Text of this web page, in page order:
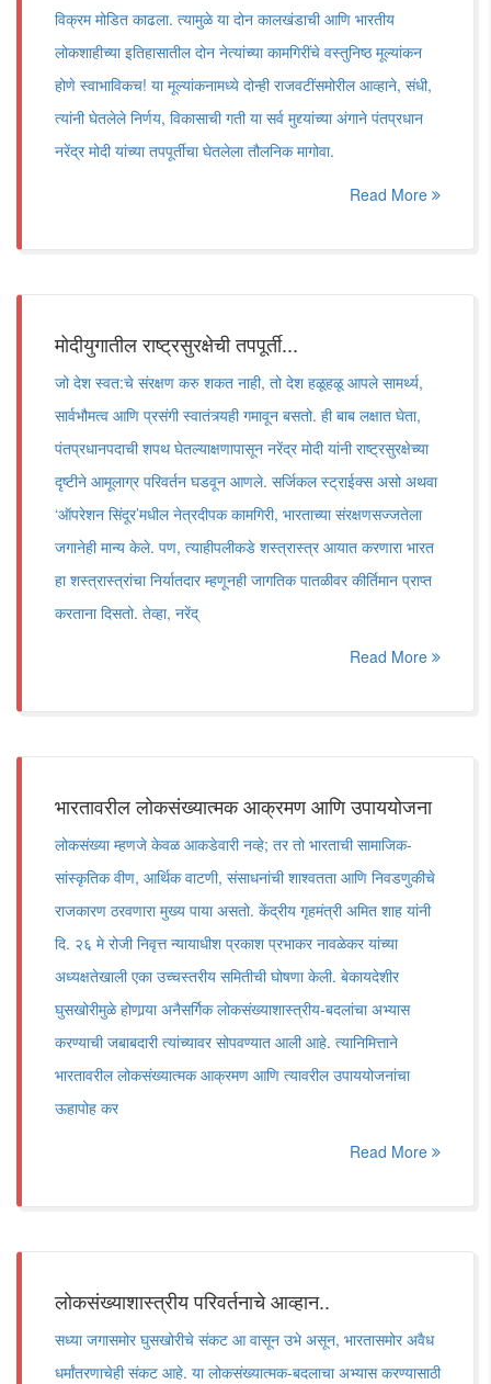
विक्रम मोडित काढला. त्यामुळे या दोन कालखंडाची आणि भारतीय
लोकशाहीच्या इतिहासातील दोन नेत्यांच्या कामगिरींचे वस्तुनिष्ठ मूल्यांकन
होणे स्वाभाविकच! या मूल्यांकनामध्ये दोन्ही राजवटींसमोरील आव्हाने, संधी,
त्यांनी घेतलेले निर्णय, विकासाची गती या सर्व मुद्द्यांच्या अंगाने पंतप्रधान
नरेंद्र मोदी यांच्या तपपूर्तीचा घेतलेला तौलनिक मागोवा.
Read More
मोदीयुगातील राष्ट्रसुरक्षेची तपपूर्ती...
जो देश स्वत:चे संरक्षण करु शकत नाही, तो देश हळूहळू आपले सामर्थ्य,
सार्वभौमत्व आणि प्रसंगी स्वातंत्र्यही गमावून बसतो. ही बाब लक्षात घेता,
पंतप्रधानपदाची शपथ घेतल्याक्षणापासून नरेंद्र मोदी यांनी राष्ट्रसुरक्षेच्या
दृष्टीने आमूलाग्र परिवर्तन घडवून आणले. सर्जिकल स्ट्राईक्स असो अथवा
‘ऑपरेशन सिंदूर’मधील नेत्रदीपक कामगिरी, भारताच्या संरक्षणसज्जतेला
जगानेही मान्य केले. पण, त्याहीपलीकडे शस्त्रास्त्र आयात करणारा भारत
हा शस्त्रास्त्रांचा निर्यातदार म्हणूनही जागतिक पातळीवर कीर्तिमान प्राप्त
करताना दिसतो. तेव्हा, नरेंद्
Read More
भारतावरील लोकसंख्यात्मक आक्रमण आणि उपाययोजना
लोकसंख्या म्हणजे केवळ आकडेवारी नव्हे; तर तो भारताची सामाजिक-
सांस्कृतिक वीण, आर्थिक वाटणी, संसाधनांची शाश्वतता आणि निवडणुकीचे
राजकारण ठरवणारा मुख्य पाया असतो. केंद्रीय गृहमंत्री अमित शाह यांनी
दि. २६ मे रोजी निवृत्त न्यायाधीश प्रकाश प्रभाकर नावळेकर यांच्या
अध्यक्षतेखाली एका उच्चस्तरीय समितीची घोषणा केली. बेकायदेशीर
घुसखोरीमुळे होणार्‍या अनैसर्गिक लोकसंख्याशास्त्रीय-बदलांचा अभ्यास
करण्याची जबाबदारी त्यांच्यावर सोपवण्यात आली आहे. त्यानिमित्ताने
भारतावरील लोकसंख्यात्मक आक्रमण आणि त्यावरील उपाययोजनांचा
ऊहापोह कर
Read More
लोकसंख्याशास्त्रीय परिवर्तनाचे आव्हान..
सध्या जगासमोर घुसखोरीचे संकट आ वासून उभे असून, भारतासमोर अवैध
धर्मांतरणाचेही संकट आहे. या लोकसंख्यात्मक-बदलाचा अभ्यास करण्यासाठी